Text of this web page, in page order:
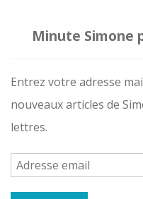
Minute Simone
Entrez votre adresse
nouveaux articles de
lettres.